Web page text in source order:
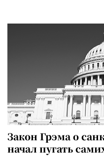
Закон Грэма о
начал пугать